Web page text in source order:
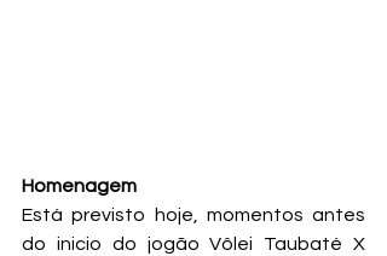
Homenagem
Está previsto hoje, momentos antes
do inicio do jogão Vôlei Taubaté X